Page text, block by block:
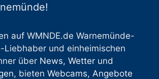
auf WMNDE.de Warnemünde-
Liebhaber und einheimischen
über News, Wetter und
, bieten Webcams, Angebote